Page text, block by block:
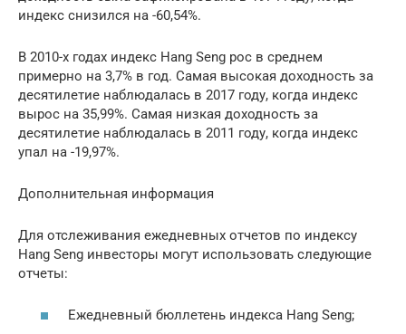
индекс снизился на -60,54%.
В 2010-х годах индекс Hang Seng рос в среднем
примерно на 3,7% в год. Самая высокая доходность за
десятилетие наблюдалась в 2017 году, когда индекс
вырос на 35,99%. Самая низкая доходность за
десятилетие наблюдалась в 2011 году, когда индекс
упал на -19,97%.
Дополнительная информация
Для отслеживания ежедневных отчетов по индексу
Hang Seng инвесторы могут использовать следующие
отчеты:
Ежедневный бюллетень индекса Hang Seng;